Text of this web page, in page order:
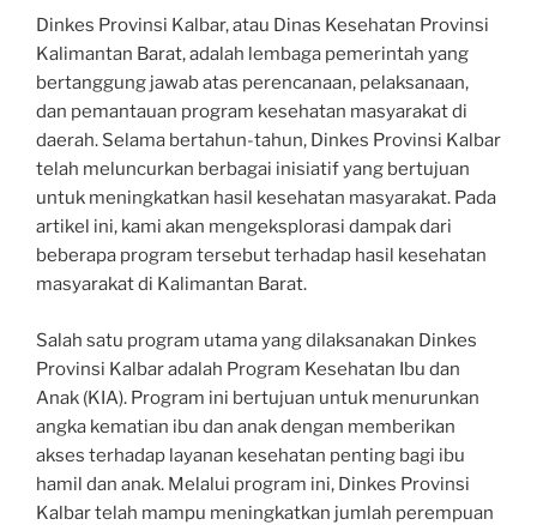
Dinkes Provinsi Kalbar, atau Dinas Kesehatan Provinsi
Kalimantan Barat, adalah lembaga pemerintah yang
bertanggung jawab atas perencanaan, pelaksanaan,
dan pemantauan program kesehatan masyarakat di
daerah. Selama bertahun-tahun, Dinkes Provinsi Kalbar
telah meluncurkan berbagai inisiatif yang bertujuan
untuk meningkatkan hasil kesehatan masyarakat. Pada
artikel ini, kami akan mengeksplorasi dampak dari
beberapa program tersebut terhadap hasil kesehatan
masyarakat di Kalimantan Barat.
Salah satu program utama yang dilaksanakan Dinkes
Provinsi Kalbar adalah Program Kesehatan Ibu dan
Anak (KIA). Program ini bertujuan untuk menurunkan
angka kematian ibu dan anak dengan memberikan
akses terhadap layanan kesehatan penting bagi ibu
hamil dan anak. Melalui program ini, Dinkes Provinsi
Kalbar telah mampu meningkatkan jumlah perempuan